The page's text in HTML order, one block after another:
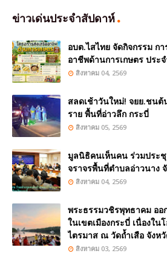
ข่าวเด่นประจำสัปดาห์
อบต.ไสไทย จัดกิจกรรม ก
อาชีพด้านการเกษตร ประ
สิงหาคม 04, 2569
สลดเช้าวันใหม่! จยย.ชน
ราย พื้นที่อ่าวลึก กระบี่
สิงหาคม 05, 2569
มูลนิธิคนเห็นคน ร่วมประ
จราจรพื้นที่ตำบลอ่าวนาง
สิงหาคม 04, 2569
พระธรรมวชิรพุทธาคม อ
ในเขตเมืองกระบี่ เนื่องใ
ไตรมาส ณ วัดถ้ำเสือ จังห
สิงหาคม 03, 2569